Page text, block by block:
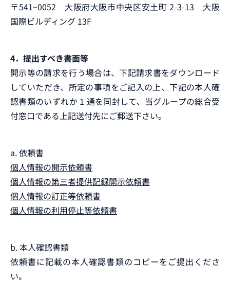
〒541−0052 大阪府大阪市中央区安土町 2-3-13 大阪
国際ビルディング 13F
4．提出すべき書面等
開示等の請求を行う場合は、下記請求書をダウンロード
していただき、所定の事項をご記入の上、下記の本人確
認書類のいずれか 1 通を同封して、当グループの総合受
付窓口である上記送付先にご郵送下さい。
a. 依頼書
個人情報の開示依頼書
個人情報の第三者提供記録開示依頼書
個人情報の訂正等依頼書
個人情報の利用停止等依頼書
b. 本人確認書類
依頼書に記載の本人確認書類のコピーをご提出くださ
い。